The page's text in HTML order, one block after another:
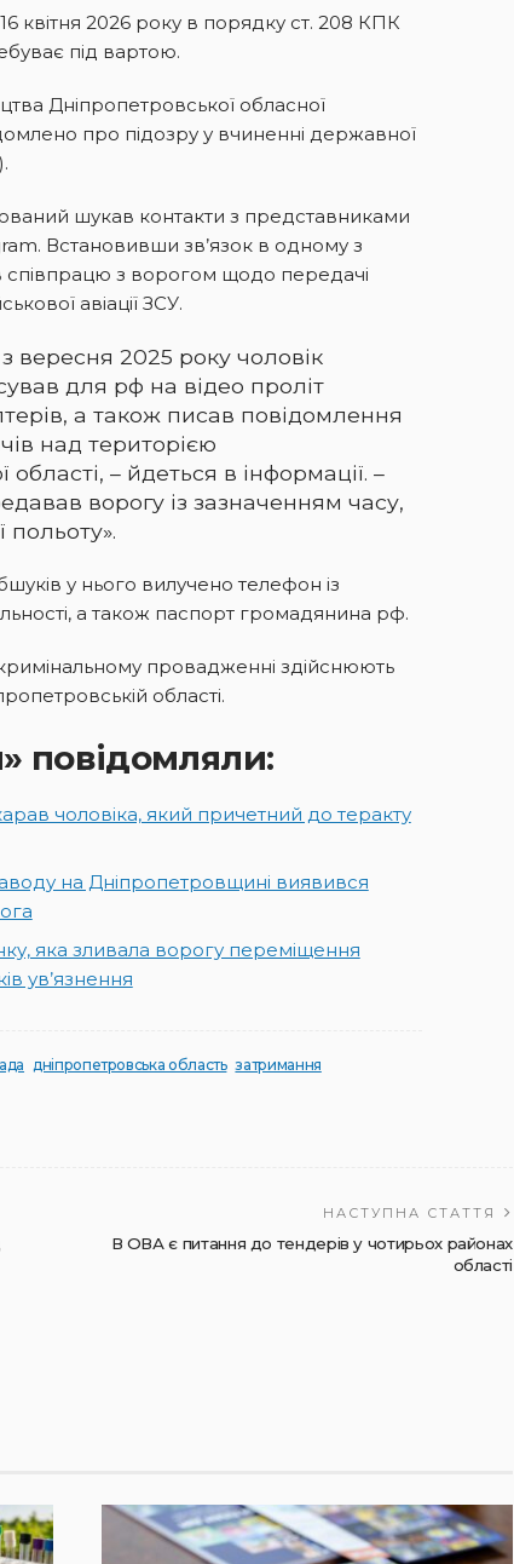
квітня 2026 року в порядку ст. 208 КПК
під вартою.
Дніпропетровської обласної
про підозру у вчиненні державної
шукав контакти з представниками
Встановивши зв’язок в одному з
співпрацю з ворогом щодо передачі
авіації ЗСУ.
вересня 2025 року чоловік
для рф на відео проліт
а також писав повідомлення
над територією
– йдеться в інформації. –
ворогу із зазначенням часу,
польоту».
у нього вилучено телефон із
а також паспорт громадянина рф.
провадженні здійснюють
області.
повідомляли:
чоловіка, який причетний до теракту
на Дніпропетровщині виявився
яка зливала ворогу переміщення
ув’язнення
дніпропетровська область затримання
НАСТУПНА СТАТТЯ
В ОВА є питання до тендерів у чотирьох районах
області